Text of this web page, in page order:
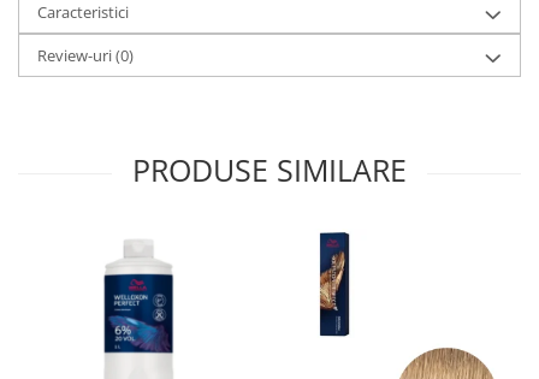
Caracteristici
Review-uri(0)
PRODUSE SIMILARE